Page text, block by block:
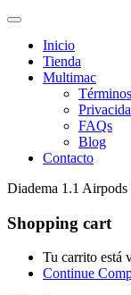
Inicio
Tienda
Multimac
Términos
FAQs
Blog
Contacto
Diadema 1.1
Shopping cart
Tu carrito está
Continue